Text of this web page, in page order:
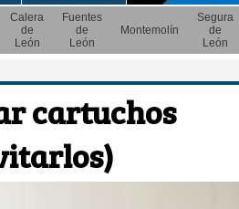
Calera
de
León
Fuentes
de
León
Montemolín
Segura
de
León
cartuchos